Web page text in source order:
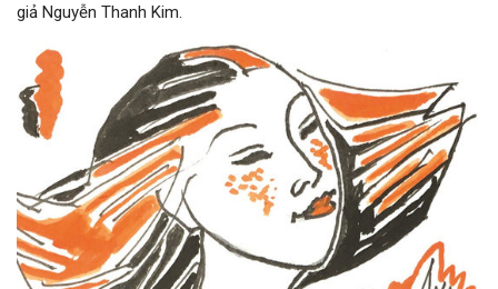
giả Nguyễn Thanh Kim.